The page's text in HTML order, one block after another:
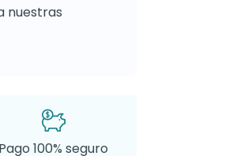
nuestras
Pago 100% seguro